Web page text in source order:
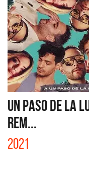
UN PASO DE LA
REM...
2021